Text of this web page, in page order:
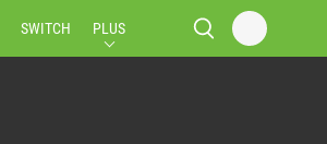
SWITCH PLUS